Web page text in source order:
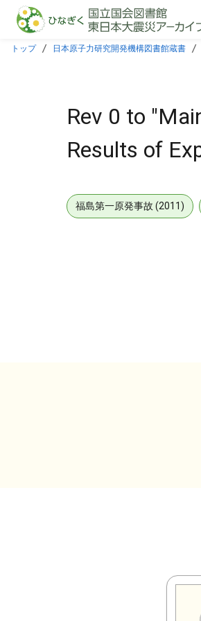
本文に飛ぶ
トップ 日本原子力研究開発機構図書館蔵書
Rev 0 to
Results of
福島第一原発事故 (2011)